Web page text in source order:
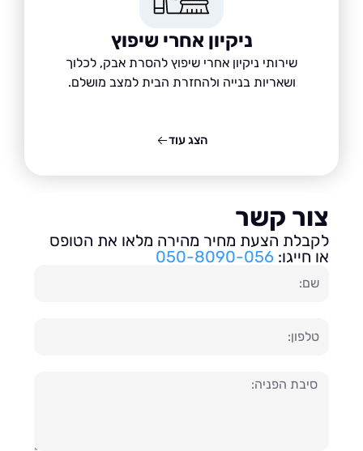
ניקיון אחרי שיפוץ
שירותי ניקיון אחרי שיפוץ להסרת אבק, לכלוך
ושאריות בנייה ולהחזרת הבית למצב מושלם.
קשר
הצעת מחיר מהירה מלאו את הטופס
חייגו:050-8090-056